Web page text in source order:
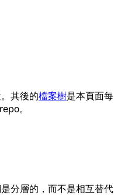
其後的檔案樹是本頁面每
。
分層的，而不是相互替代